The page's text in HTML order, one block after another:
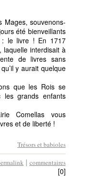
Mages, souvenons-
été bienveillants
: le livre ! En 1717
, laquelle interdisait à
de livres sans
y aurait quelque
que les Rois se
les grands enfants
Comellas vous
et de liberté !
Trésors et babioles
| commentaires
[0]